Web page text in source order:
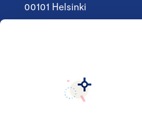
00101 Helsinki
Seuraa meitä: